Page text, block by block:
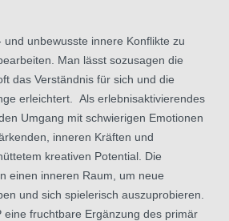
und unbewusste innere Konflikte zu
Man lässt sozusagen die
das Verständnis für sich und die
erleichtert. Als erlebnisaktivierendes
Umgang mit schwierigen Emotionen
inneren Kräften und
kreativen Potential. Die
einen inneren Raum, um neue
und sich spielerisch auszuprobieren.
eine fruchtbare Ergänzung des primär